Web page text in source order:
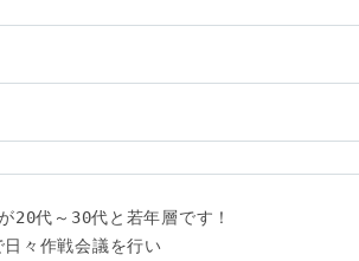
20代～30代と若年層です！
々作戦会議を行い